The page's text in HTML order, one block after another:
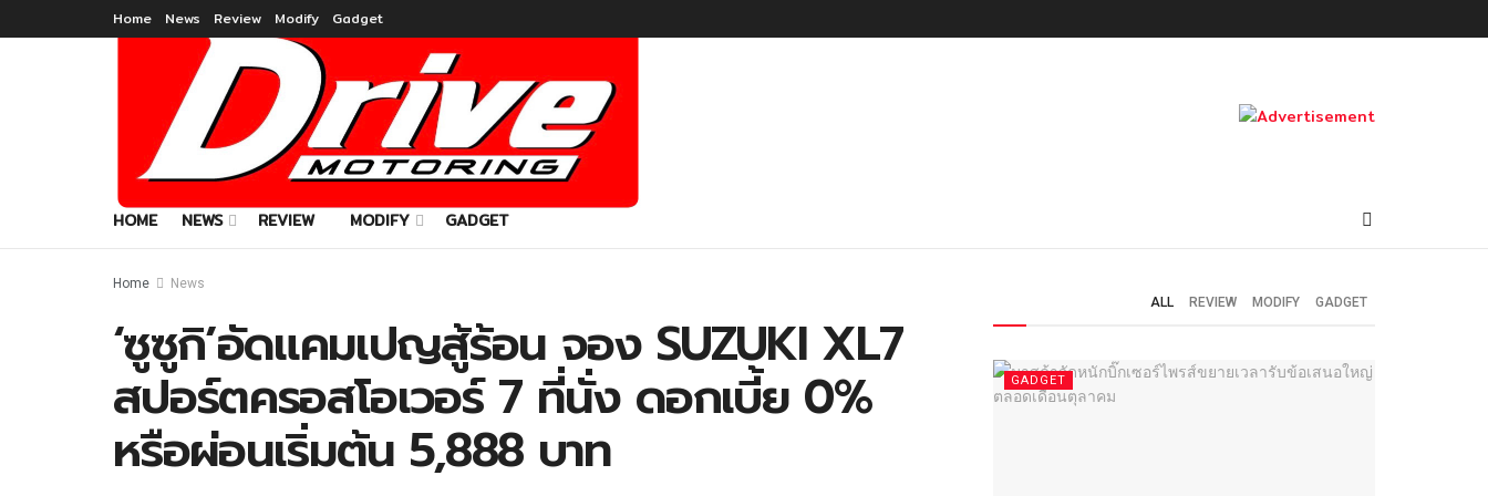
Home News Review Modify Gadget
HOME NEWS REVIEW MODIFY GADGET
Home News
‘ซูซูกิ’อัดแคมเปญสู้ร้อน จอง SUZUKI XL7
สปอร์ตครอสโอเวอร์ 7 ที่นั่ง ดอกเบี้ย 0%
หรือผ่อนเริ่มต้น 5,888 บาท
ALL REVIEW MODIFY GADGET
GADGET